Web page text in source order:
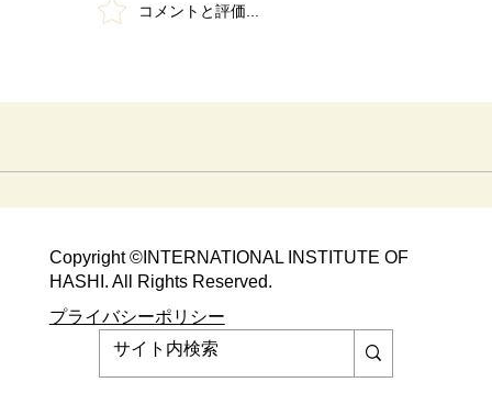
晩秋の京都で「出たとこ勝負」やっちゃ
コメントと評価...
Copyright ©​INTERNATIONAL INSTITUTE OF
HASHI. All Rights Reserved.​
​​プライバシーポリシー